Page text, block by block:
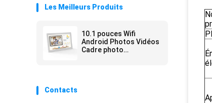
Les Meilleurs Produits
10.1 pouces Wifi
Android Photos Vidéos
Cadre photo
Contacts